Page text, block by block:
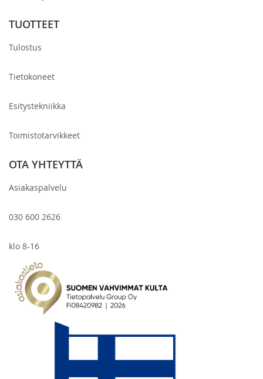
TUOTTEET
Tulostus
Tietokoneet
Esitystekniikka
Toimistotarvikkeet
OTA YHTEYTTÄ
Asiakaspalvelu
030 600 2626
klo 8-16